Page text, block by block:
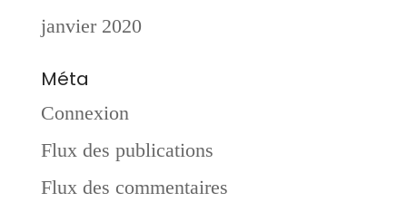
janvier 2020
Méta
Connexion
Flux des publications
Flux des commentaires